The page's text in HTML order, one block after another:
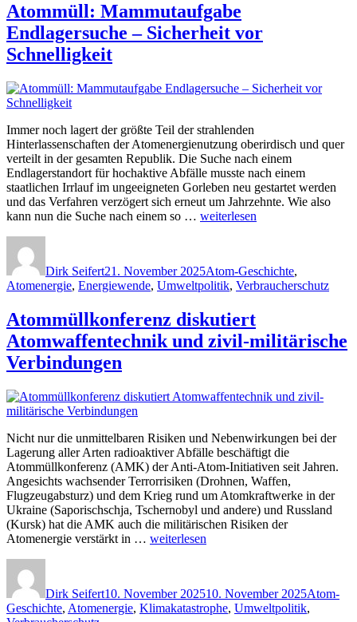
Atommüll: Mammutaufgabe
Endlagersuche – Sicherheit vor
Schnelligkeit
Immer noch lagert der größte Teil der strahlenden
Hinterlassenschaften der Atomenergienutzung oberirdisch und quer
verteilt in der gesamten Republik. Die Suche nach einem
Endlagerstandort für hochaktive Abfälle musste nach einem
staatlichen Irrlauf im ungeeigneten Gorleben neu gestartet werden
und das Verfahren verzögert sich erneut um Jahrzehnte. Wie also
kann nun die Suche nach einem so … „Atommüll:
Sicherheit
vor
weiterlesen
Dirk Seifert21. November 2025Atom-Geschichte,
Atomenergie, Energiewende, Umweltpolitik, Verbraucherschutz
Atommüllkonferenz diskutiert
Atomwaffentechnik und zivil-militärische
Verbindungen
Nicht nur die unmittelbaren Risiken und Nebenwirkungen bei der
Lagerung aller Arten radioaktiver Abfälle beschäftigt die
Atommüllkonferenz (AMK) der Anti-Atom-Initiativen seit Jahren.
Angesichts wachsender Terrorrisiken (Drohnen, Waffen,
Flugzeugabsturz) und dem Krieg rund um Atomkraftwerke in der
Ukraine (Saporischschja, Tschernobyl und andere) und Russland
(Kursk) hat die AMK auch die militärischen Risiken der
Atomenergie verstärkt in … „Atommüllkonferenz
zivil-
militärische
weiterlesen
Dirk Seifert10. November 202510. November 2025Atom-
Geschichte, Atomenergie, Klimakatastrophe, Umweltpolitik,